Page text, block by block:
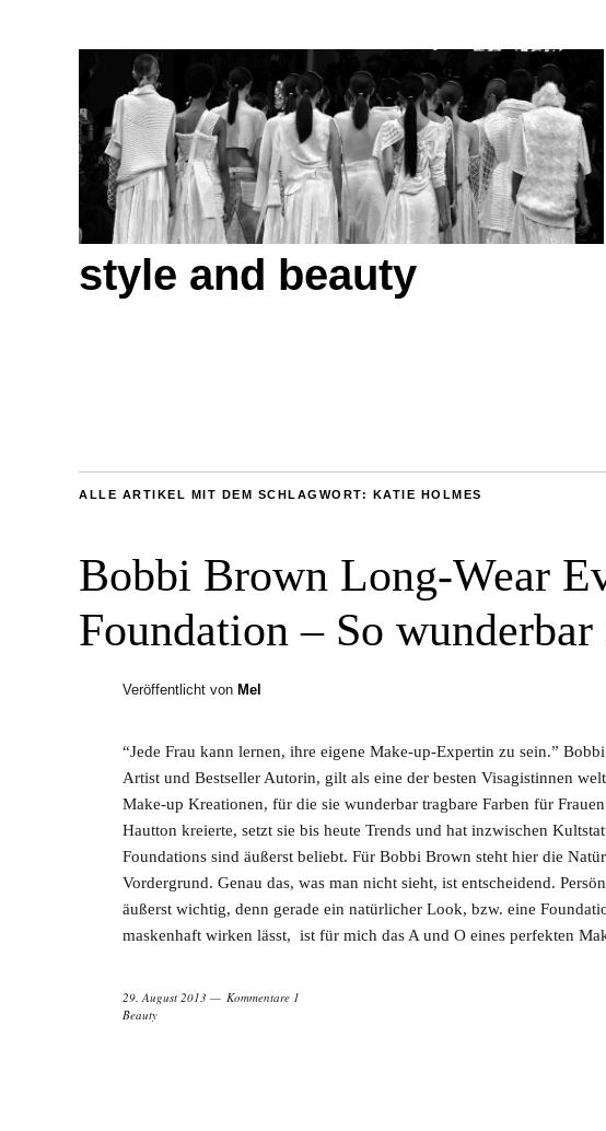
style and beauty
ALLE ARTIKEL MIT DEM SCHLAGWORT: KATIE HOLMES
Bobbi Brown Long-Wear
Foundation – So
Veröffentlicht von Mel
“Jede Frau kann lernen, ihre eigene Make-up-Expertin zu sein.”
Artist und Bestseller Autorin, gilt als eine der besten Visagistinnen
Make-up Kreationen, für die sie wunderbar tragbare Farben für
Hautton kreierte, setzt sie bis heute Trends und hat inzwischen
Foundations sind äußerst beliebt. Für Bobbi Brown steht hier die
Vordergrund. Genau das, was man nicht sieht, ist entscheidend.
äußerst wichtig, denn gerade ein natürlicher Look, bzw. eine
maskenhaft wirken lässt, ist für mich das A und O eines perfekten
29. August 2013
Kommentare 1
Beauty